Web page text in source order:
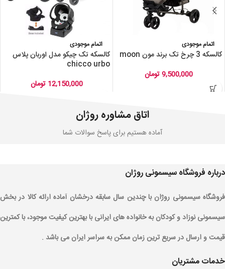
اتمام موجودی
کالسکه 3 چرخ تک برند مون moon
9,500,000تومان
اتمام موجودی
کالسکه تک چیکو مدل اوربان پلاس
chicco urbo
12,150,000 تومان
اتاق مشاوره روژان
آماده هستیم برای پاسخ سوالات شما
درباره فروشگاه سیسمونی روژان
فروشگاه سیسمونی روژان با چندین سال سابقه درخشان آماده ارائه کالا در بخش
سیسمونی نوزاد و کودکان به خانواده های ایرانی با بهترین کیفیت موجود، با کمترین
قیمت و ارسال در سریع ترین زمان ممکن به سراسر ایران می باشد .
خدمات مشتریان